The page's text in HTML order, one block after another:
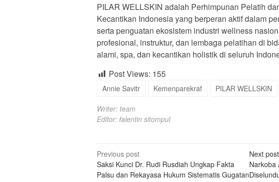
PILAR WELLSKIN adalah Perhimpunan Pelatih
Kecantikan Indonesia yang berperan aktif dalam
serta penguatan ekosistem industri wellness
profesional, instruktur, dan lembaga pelatihan di
alami, spa, dan kecantikan holistik di seluruh
Post Views: 155
Annie Savitr Kemenparekraf PILAR WELLSKIN
Writer: team
Editor: falentin sitompul
Post
navigation
Previous post
Saksi Kunci Dr. Rudi Rusdiah Ungkap Fakta
Palsu dan Rekayasa Hukum Sistematis Gugatan
Next post
Narkoba